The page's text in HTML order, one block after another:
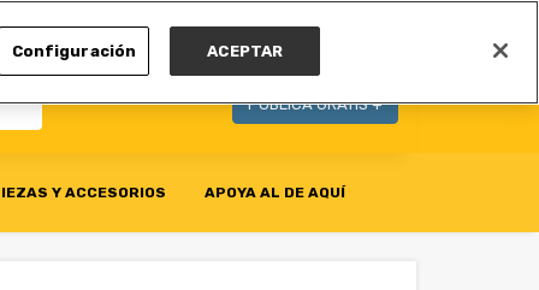
PUBLICA GRATIS +
Y ACCESORIOS APOYA AL DE AQUÍ
Configuración ACEPTAR